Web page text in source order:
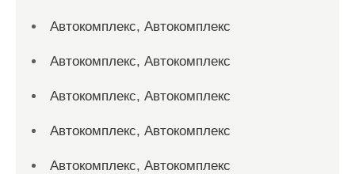
Автокомплекс, Автокомплекс
Автокомплекс, Автокомплекс
Автокомплекс, Автокомплекс
Автокомплекс, Автокомплекс
Автокомплекс, Автокомплекс